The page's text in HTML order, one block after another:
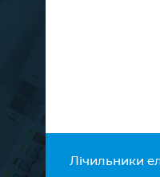
Лічильники